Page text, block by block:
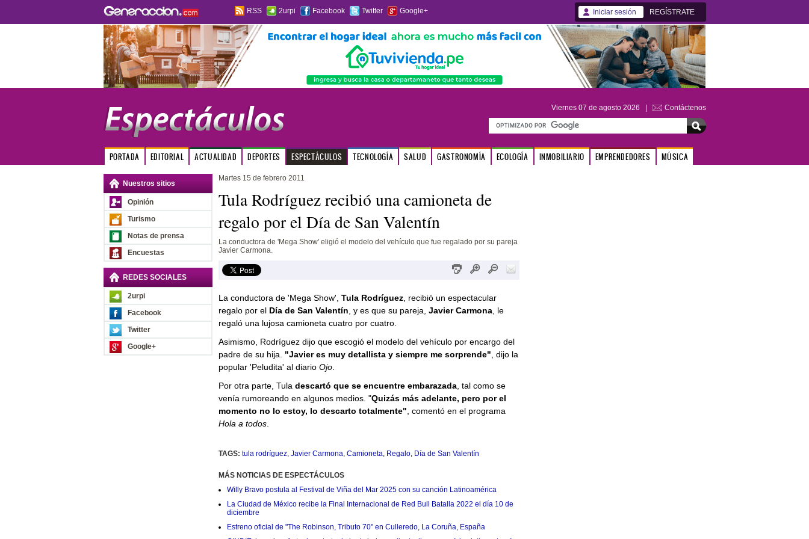
RSS 2urpi Facebook Twitter Google+ Iniciar sesión REGÍSTRATE
Viernes 07 de agosto 2026 | Contáctenos
PORTADA EDITORIAL ACTUALIDAD DEPORTES ESPECTÁCULOS TECNOLOGÍA SALUD GASTRONOMÍA ECOLOGÍA INMOBILIARIO EMPRENDEDORES MÚSICA
Nuestros sitios
Opinión
Turismo
Notas de prensa
Encuestas
REDES SOCIALES
2urpi
Facebook
Twitter
Google+
Martes 15 de febrero 2011
Tula Rodríguez recibió una camioneta de
regalo por el Día de San Valentín
La conductora de 'Mega Show' eligió el modelo del vehículo que fue regalado por su pareja
Javier Carmona.
La conductora de 'Mega Show', Tula Rodríguez, recibió un espectacular
regalo por el Día de San Valentín , y es que su pareja, Javier Carmona, le
regaló una lujosa camioneta cuatro por cuatro.
Asimismo, Rodríguez dijo que escogió el modelo del vehículo por encargo del
padre de su hija.
"Javier es muy detallista y siempre me sorprende" , dijo la
popular 'Peludita' al diario Ojo.
Por otra parte, Tula descartó que se encuentre embarazada, tal como se
venía rumoreando en algunos medios. "Quizás más adelante, pero por el
momento no lo estoy, lo descarto totalmente" , comentó en el programa
Hola a todos.
TAGS: tula rodríguez, Javier Carmona, Camioneta, Regalo, Día de San Valentín
MÁS NOTICIAS DE ESPECTÁCULOS
Willy Bravo postula al Festival de Viña del Mar 2025 con su canción Latinoamérica
La Ciudad de México recibe la Final Internacional de Red Bull Batalla 2022 el día 10 de
diciembre
Estreno oficial de "The Robinson, Tributo 70" en Culleredo, La Coruña, España